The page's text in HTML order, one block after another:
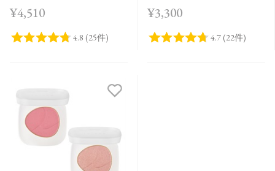
［EX01,EX02］＜限定品
¥4,510
03］
¥3,300